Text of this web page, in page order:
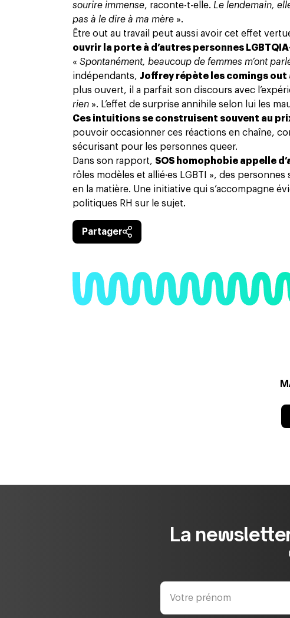
sourire immense, raconte-t-elle. Le lendemain,
pas à le dire à ma mère ».
Être out au travail peut aussi avoir cet effet
ouvrir la porte à d’autres personnes
« Spontanément, beaucoup de femmes m’ont
indépendants, Joffrey répète les comings out
plus ouvert, il a parfait son discours avec
rien ». L’effet de surprise annihile selon lui les
Ces intuitions se construisent souvent au
pouvoir occasionner ces réactions en chaîne,
sécurisant pour les personnes queer.
Dans son rapport, SOS homophobie appelle
rôles modèles et allié·es LGBTI », des personnes
en la matière. Une initiative qui s’accompagne
politiques RH sur le sujet.
Partager
La